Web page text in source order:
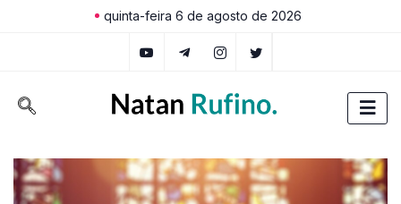
quinta-feira 6 de agosto de 2026